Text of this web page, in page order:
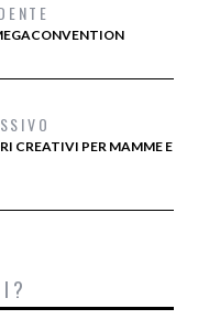
CREATIVI PER MAMME E